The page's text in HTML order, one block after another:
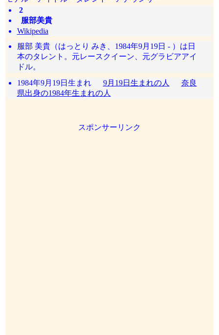
2
服部美貴
Wikipedia
服部 美貴（はっとり みき、1984年9月19日 - ）は日
本のタレント。元レースクイーン、元グラビアアイ
ドル。
1984年9月19日生まれ 9月19日生まれの人
奈良
県出身の1984年生まれの人
スポンサーリンク